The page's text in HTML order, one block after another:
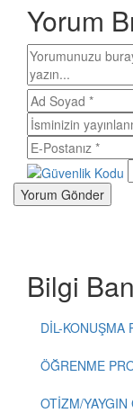
Yorum
Bilgi
DİL-KONUŞMA
ÖĞRENME
OTİZM/